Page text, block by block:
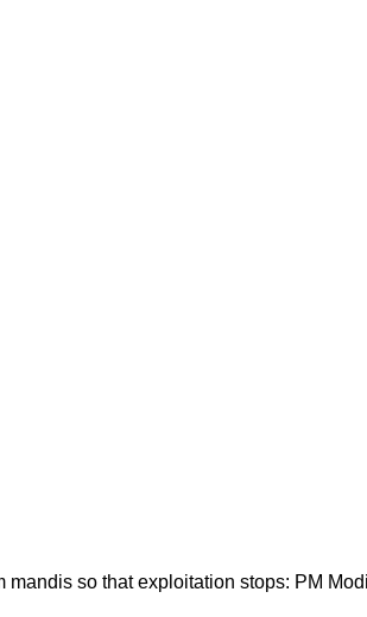
so that exploitation stops: PM